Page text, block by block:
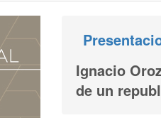
Ignacio
de un